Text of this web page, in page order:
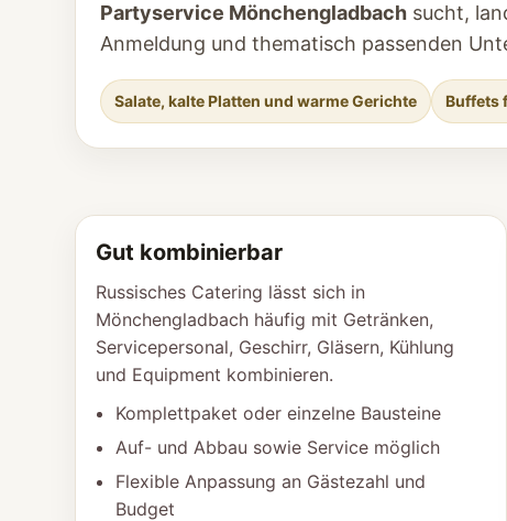
Partyservice Mönchengladbach sucht,
Anmeldung und thematisch passenden
Salate, kalte Platten und warme Gerichte Buffets
Gut kombinierbar
Russisches Catering lässt sich in
Mönchengladbach häufig mit Getränken,
Servicepersonal, Geschirr, Gläsern, Kühlung
und Equipment kombinieren.
Komplettpaket oder einzelne Bausteine
Auf- und Abbau sowie Service möglich
Flexible Anpassung an Gästezahl und
Budget